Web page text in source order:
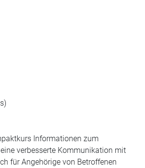
Informationen zum
verbesserte Kommunikation mit
für Angehörige von Betroffenen